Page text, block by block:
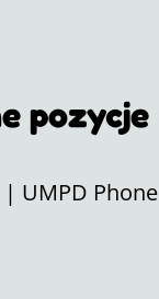
pozycje
| UMPD Phone